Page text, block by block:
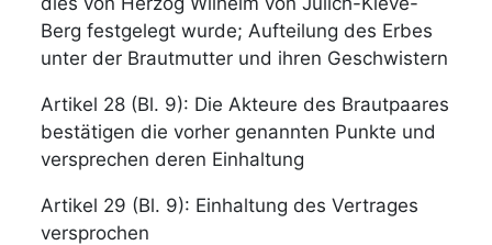
Berg festgelegt wurde; Aufteilung des Erbes
unter der Brautmutter und ihren Geschwistern
Artikel 28 (Bl. 9): Die Akteure des Brautpaares
bestätigen die vorher genannten Punkte und
versprechen deren Einhaltung
Artikel 29 (Bl. 9): Einhaltung des Vertrages
versprochen